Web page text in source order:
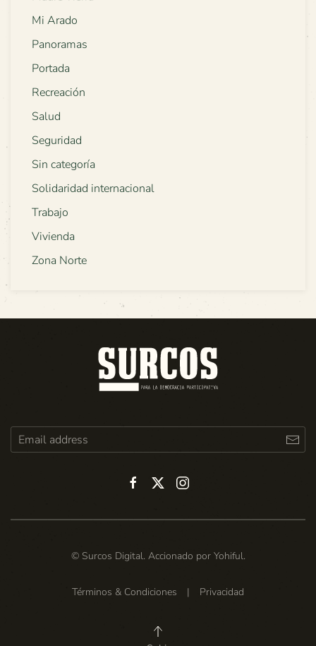
Mi Arado
Panoramas
Portada
Recreación
Salud
Seguridad
Sin categoría
Solidaridad internacional
Trabajo
Vivienda
Zona Norte
© Surcos Digital. Accionado por Yohiful.
Términos & Condiciones | Privacidad